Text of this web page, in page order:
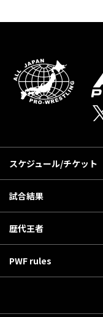
スケジュール/チケット
PWF rules
歴代王者
試合結果